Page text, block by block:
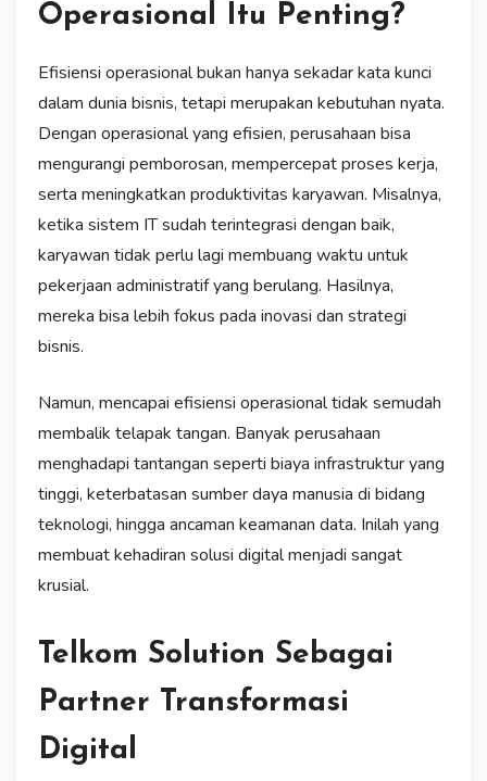
Operasional Itu Penting?
Efisiensi operasional bukan hanya sekadar kata kunci
dalam dunia bisnis, tetapi merupakan kebutuhan nyata.
Dengan operasional yang efisien, perusahaan bisa
mengurangi pemborosan, mempercepat proses kerja,
serta meningkatkan produktivitas karyawan. Misalnya,
ketika sistem IT sudah terintegrasi dengan baik,
karyawan tidak perlu lagi membuang waktu untuk
pekerjaan administratif yang berulang. Hasilnya,
mereka bisa lebih fokus pada inovasi dan strategi
bisnis.
Namun, mencapai efisiensi operasional tidak semudah
membalik telapak tangan. Banyak perusahaan
menghadapi tantangan seperti biaya infrastruktur yang
tinggi, keterbatasan sumber daya manusia di bidang
teknologi, hingga ancaman keamanan data. Inilah yang
membuat kehadiran solusi digital menjadi sangat
krusial.
Telkom Solution Sebagai
Partner Transformasi
Digital